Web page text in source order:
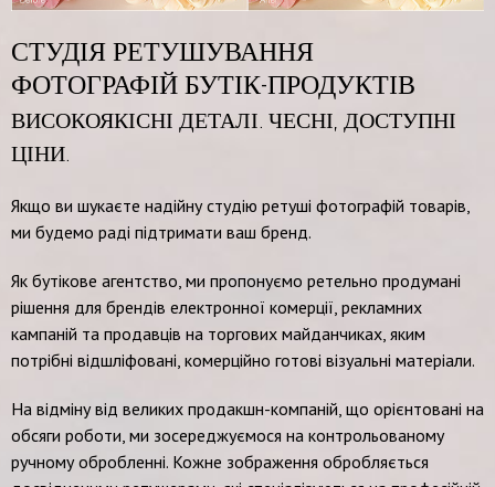
СТУДІЯ РЕТУШУВАННЯ
ФОТОГРАФІЙ БУТІК-ПРОДУКТІВ
ВИСОКОЯКІСНІ ДЕТАЛІ. ЧЕСНІ, ДОСТУПНІ
ЦІНИ.
Якщо ви шукаєте надійну студію ретуші фотографій товарів,
ми будемо раді підтримати ваш бренд.
Як бутікове агентство, ми пропонуємо ретельно продумані
рішення для брендів електронної комерції, рекламних
кампаній та продавців на торгових майданчиках, яким
потрібні відшліфовані, комерційно готові візуальні матеріали.
На відміну від великих продакшн-компаній, що орієнтовані на
обсяги роботи, ми зосереджуємося на контрольованому
ручному обробленні. Кожне зображення обробляється